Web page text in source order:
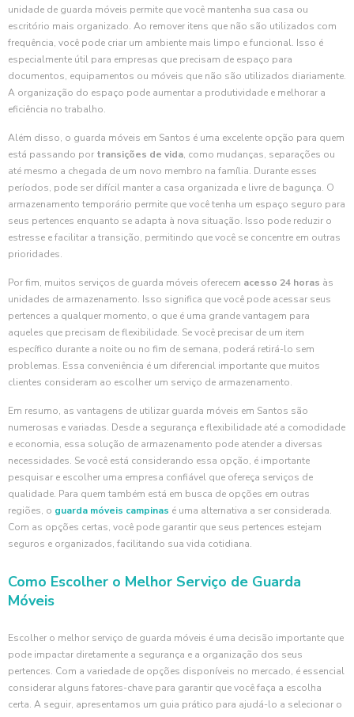
unidade de guarda móveis permite que você mantenha sua casa ou
escritório mais organizado. Ao remover itens que não são utilizados com
frequência, você pode criar um ambiente mais limpo e funcional. Isso é
especialmente útil para empresas que precisam de espaço para
documentos, equipamentos ou móveis que não são utilizados diariamente.
A organização do espaço pode aumentar a produtividade e melhorar a
eficiência no trabalho.
Além disso, o guarda móveis em Santos é uma excelente opção para quem
está passando por transições de vida, como mudanças, separações ou
até mesmo a chegada de um novo membro na família. Durante esses
períodos, pode ser difícil manter a casa organizada e livre de bagunça. O
armazenamento temporário permite que você tenha um espaço seguro para
seus pertences enquanto se adapta à nova situação. Isso pode reduzir o
estresse e facilitar a transição, permitindo que você se concentre em outras
prioridades.
Por fim, muitos serviços de guarda móveis oferecem acesso 24 horas às
unidades de armazenamento. Isso significa que você pode acessar seus
pertences a qualquer momento, o que é uma grande vantagem para
aqueles que precisam de flexibilidade. Se você precisar de um item
específico durante a noite ou no fim de semana, poderá retirá-lo sem
problemas. Essa conveniência é um diferencial importante que muitos
clientes consideram ao escolher um serviço de armazenamento.
Em resumo, as vantagens de utilizar guarda móveis em Santos são
numerosas e variadas. Desde a segurança e flexibilidade até a comodidade
e economia, essa solução de armazenamento pode atender a diversas
necessidades. Se você está considerando essa opção, é importante
pesquisar e escolher uma empresa confiável que ofereça serviços de
qualidade. Para quem também está em busca de opções em outras
regiões, o guarda móveis campinas é uma alternativa a ser considerada.
Com as opções certas, você pode garantir que seus pertences estejam
seguros e organizados, facilitando sua vida cotidiana.
Como Escolher o Melhor Serviço de Guarda
Móveis
Escolher o melhor serviço de guarda móveis é uma decisão importante que
pode impactar diretamente a segurança e a organização dos seus
pertences. Com a variedade de opções disponíveis no mercado, é essencial
considerar alguns fatores-chave para garantir que você faça a escolha
certa. A seguir, apresentamos um guia prático para ajudá-lo a selecionar o